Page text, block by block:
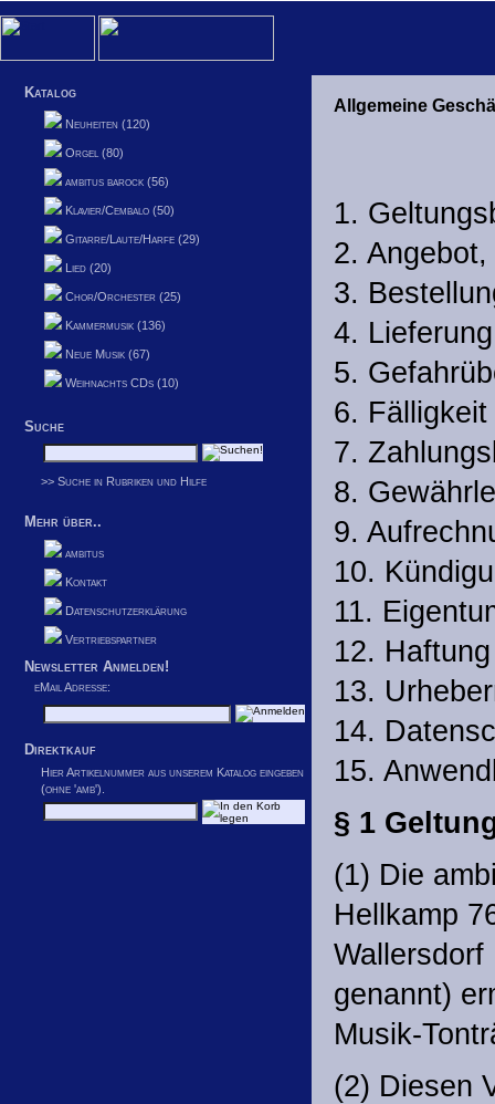
Katalog
Neuheiten (120)
Orgel (80)
ambitus barock (56)
Klavier/Cembalo (50)
Gitarre/Laute/Harfe (29)
Lied (20)
Chor/Orchester (25)
Kammermusik (136)
Neue Musik (67)
Weihnachts CDs (10)
Suche
>> Suche in Rubriken und Hilfe
Mehr über..
ambitus
Kontakt
Datenschutzerklärung
Vertriebspartner
Newsletter Anmelden!
eMail Adresse:
Direktkauf
Hier Artikelnummer aus unserem Katalog eingeben
(ohne 'amb').
Allgemeine
1.
2.
3.
4. Lieferung
5.
6.
7.
8.
9.
10.
11.
12. Haftung
13.
14.
15.
§ 1
(1) Die
Hellkamp
Wallersdorf
genannt)
Musik-
(2) Diesen